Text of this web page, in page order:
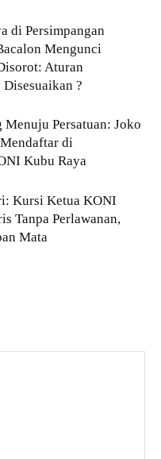
di Persimpangan
Mengunci
Aturan
?
Menuju Persatuan: Joko
di
Kubu Raya
Kursi Ketua KONI
Tanpa Perlawanan,
Mata